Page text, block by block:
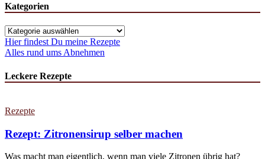
Kategorien
Kategorien
Hier findest Du meine Rezepte
Alles rund ums Abnehmen
Leckere Rezepte
Rezepte
Rezept: Zitronensirup selber machen
Was macht man eigentlich, wenn man viele Zitronen übrig hat?